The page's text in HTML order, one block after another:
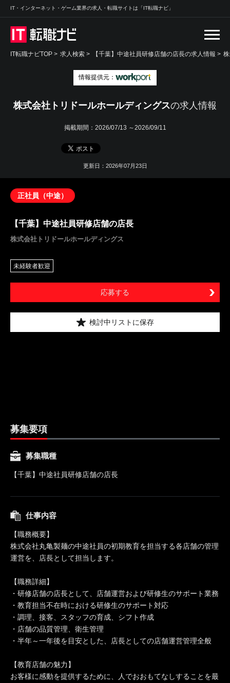
IT・インターネット・ゲーム業界の求人・転職サイトは「IT転職ナビ」
IT転職ナビTOP > 求人検索 > 【千葉】中途社員研修店舗の店長の求人情報 >
情報提供元：
株式会社トリドールホールディングスの求人情報
掲載期間： 2026/07/13 ～2026/09/11
更新日：2026年07月23日
正社員（中途）
【千葉】中途社員研修店舗の店長
株式会社トリドールホールディングス
未経験者歓迎
応募する
検討中リストに保存
募集要項
募集職種
【千葉】中途社員研修店舗の店長
仕事内容
【職務概要】
株式会社丸亀製麺の中途社員の初期教育を担当する各店舗の管理
運営を、店長として担当します。
【職務詳細】
・研修店舗の店長として、店舗運営および研修生のサポート業務
・教育担当不在時における研修生のサポート対応
・調理、接客、スタッフの育成、シフト作成
・店舗の品質管理、衛生管理
・半年～一年後を目安とした、店長としての店舗運営管理全般
【教育店舗の魅力】
お客様に感動を提供するために、人でおおもてなしすることを最